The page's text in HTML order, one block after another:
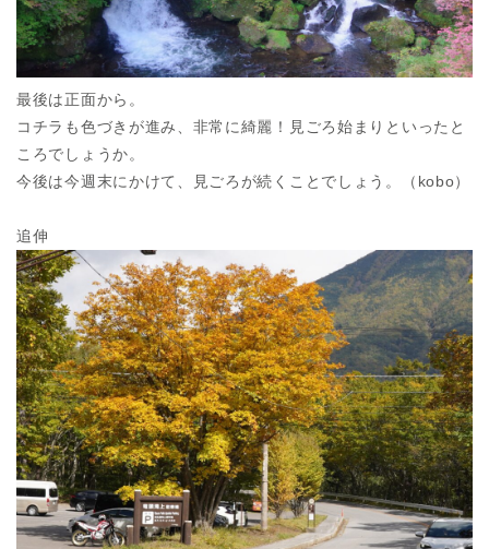
最後は正面から。
コチラも色づきが進み、非常に綺麗！見ごろ始まりといったと
ころでしょうか。
今後は今週末にかけて、見ごろが続くことでしょう。（kobo）
追伸